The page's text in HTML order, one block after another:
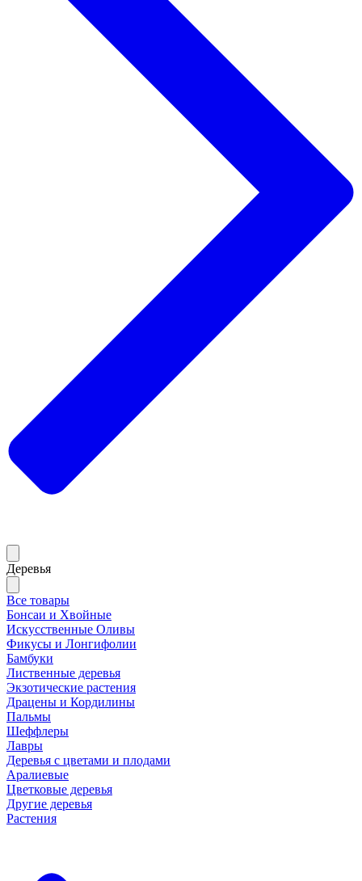
Деревья
Все товары
Бонсаи и Хвойные
Искусственные Оливы
Фикусы и Лонгифолии
Бамбуки
Лиственные деревья
Экзотические растения
Драцены и Кордилины
Пальмы
Шеффлеры
Лавры
Деревья с цветами и плодами
Аралиевые
Цветковые деревья
Другие деревья
Растения